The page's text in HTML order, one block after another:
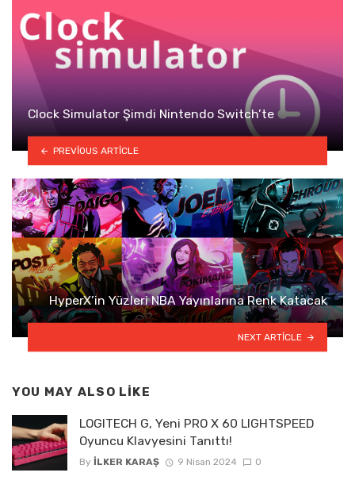
Clock Simulator Şimdi Nintendo Switch’te
PREVIOUS ARTICLE
HyperX’in Yüzleri NBA Yayınlarına Renk Katacak
NEXT ARTICLE
YOU MAY ALSO LIKE
LOGITECH G, Yeni PRO X 60 LIGHTSPEED
Oyuncu Klavyesini Tanıttı!
By İLKER KARAŞ 9 Nisan 2024 0